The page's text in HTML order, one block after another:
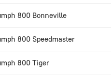
800 Bonneville
800 Speedmaster
800 Tiger